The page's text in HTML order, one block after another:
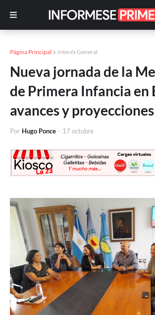
Página Principal Interés General
Nueva jornada de la
de Primera Infancia en
avances y proyecciones
Por Hugo Ponce - 17 octubre